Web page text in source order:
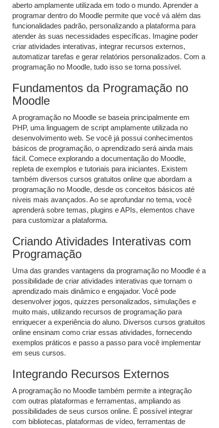
aberto amplamente utilizada em todo o mundo. Aprender a
programar dentro do Moodle permite que você vá além das
funcionalidades padrão, personalizando a plataforma para
atender às suas necessidades específicas. Imagine poder
criar atividades interativas, integrar recursos externos,
automatizar tarefas e gerar relatórios personalizados. Com a
programação no Moodle, tudo isso se torna possível.
Fundamentos da Programação no
Moodle
A programação no Moodle se baseia principalmente em
PHP, uma linguagem de script amplamente utilizada no
desenvolvimento web. Se você já possui conhecimentos
básicos de programação, o aprendizado será ainda mais
fácil. Comece explorando a documentação do Moodle,
repleta de exemplos e tutoriais para iniciantes. Existem
também diversos cursos gratuitos online que abordam a
programação no Moodle, desde os conceitos básicos até
níveis mais avançados. Ao se aprofundar no tema, você
aprenderá sobre temas, plugins e APIs, elementos chave
para customizar a plataforma.
Criando Atividades Interativas com
Programação
Uma das grandes vantagens da programação no Moodle é a
possibilidade de criar atividades interativas que tornam o
aprendizado mais dinâmico e engajador. Você pode
desenvolver jogos, quizzes personalizados, simulações e
muito mais, utilizando recursos de programação para
enriquecer a experiência do aluno. Diversos cursos gratuitos
online ensinam como criar essas atividades, fornecendo
exemplos práticos e passo a passo para você implementar
em seus cursos.
Integrando Recursos Externos
A programação no Moodle também permite a integração
com outras plataformas e ferramentas, ampliando as
possibilidades de seus cursos online. É possível integrar
com bibliotecas, plataformas de vídeo, ferramentas de